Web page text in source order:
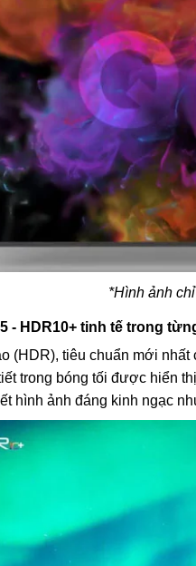
*Hình ảnh
- HDR10+ tinh tế trong
(HDR), tiêu chuẩn mới
trong bóng tối được hiển
hình ảnh đáng kinh ngạc